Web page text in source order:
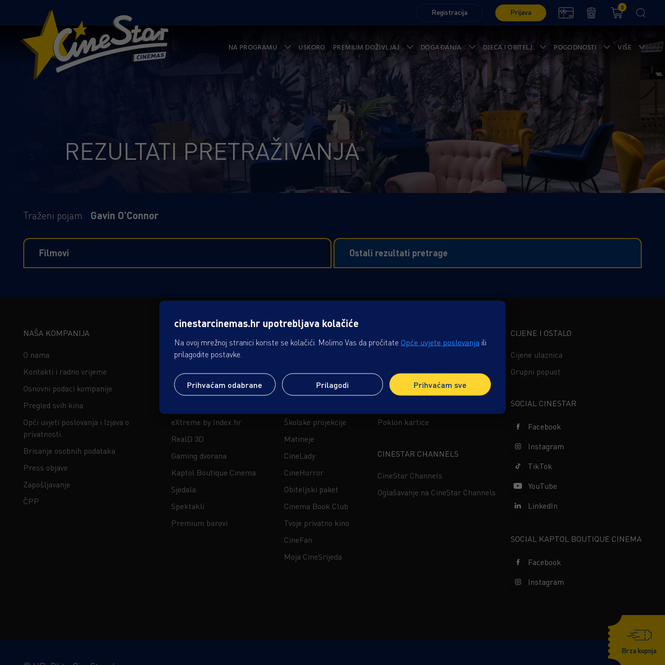
Registracija Prijava
0
NA PROGRAMU USKORO PREMIUM DOŽIVLJAJ DOGAĐANJA DJECA I OBITELJ POGODNOSTI VIŠE
REZULTATI PRETRAŽIVANJA
Traženi pojam: Gavin O'Connor
Filmovi Ostali rezultati pretrage
NAŠA KOMPANIJA
O nama
Kontakti i radno vrijeme
Osnovni podaci kompanije
Pregled svih kina
Opći uvjeti poslovanja i Izjava o
privatnosti
Brisanje osobnih podataka
Press objave
Zapošljavanje
ČPP
ScreenX
IMAX
4DX
eXtreme by Index.hr
RealD 3D
Gaming dvorana
Kaptol Boutique Cinema
Sjedala
Spektakli
Premium barovi
Online grickalice i piće
Dječji rođendani
Školske projekcije
Matineje
CineLady
CineHorror
Obiteljski paket
Cinema Book Club
Tvoje privatno kino
CineFan
Moja CineSrijeda
Event centar & konferencije
Business & Movies
Poklon kartice
CINESTAR CHANNELS
CineStar Channels
Oglašavanje na CineStar Channels
CIJENE I OSTALO
Cijene ulaznica
Grupni popust
SOCIAL CINESTAR
Facebook
Instagram
TikTok
YouTube
LinkedIn
SOCIAL KAPTOL BOUTIQUE CINEMA
Facebook
Instagram
Brza kupnja
cinestarcinemas.hr upotrebljava kolačiće
Na ovoj mrežnoj stranici koriste se kolačići. Molimo Vas da pročitate Opće uvjete poslovanja ili
prilagodite postavke.
Prihvaćam odabrane Prilagodi Prihvaćam sve